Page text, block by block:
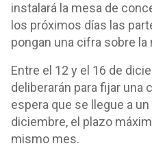
instalará la mesa de
los próximos días las
pongan una cifra sobre la
Entre el 12 y el 16 de
deliberarán para fijar una
espera que se llegue a
diciembre, el plazo
mismo mes.